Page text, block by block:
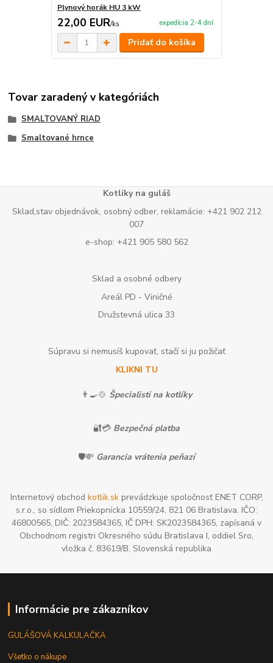
Plynový horák HU 3 kW
22,00 EUR/ks expedícia 2-4 dní
Pridať do košíka
Tovar zaradený v kategóriách
SMALTOVANÝ RIAD
Smaltované hrnce
Kotlíky na guláš
Sklad,stav objednávok, osobný odber, reklamácie: +421 902 212
007
e-shop: +421 905 580 562
Sklad a osobné odbery
Areál PD - Viničné
Družstevná ulica 33
Súpravu si nemusíš kupovať, stačí si ju požičať
KLIKNI TU
👨‍🍳🍲 Špecialisti na kotlíky
🔐💳 Bezpečná platba
🛡️💸 Garancia vrátenia peňazí
Internetový obchod kotlik.skprevádzkuje spoločnosť ENET CORP,
s.r.o., so sídlom Priekopnícka 10559/24, 821 06 Bratislava, IČO:
46800565, DIČ: 2023584365, IČ DPH: SK2023584365, zapísaná v
Obchodnom registri Okresného súdu Bratislava I, oddiel Sro,
vložka č. 83619/B, Slovenská republika
Informácie pre zákazníkov
GULÁŠOVÁ KALKULAČKA
Všetko o nákupe